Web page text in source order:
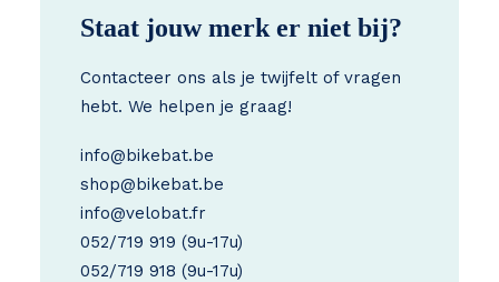
Staat jouw merk er niet bij?
Contacteer ons als je twijfelt of vragen
hebt. We helpen je graag!
info@bikebat.be
shop@bikebat.be
info@velobat.fr
052/719 919 (9u-17u)
052/719 918 (9u-17u)